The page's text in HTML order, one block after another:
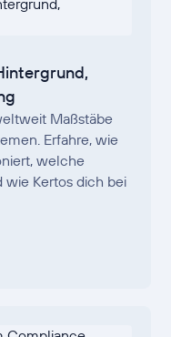
Maßstäbe
Erfahre, wie
welche
Kertos dich bei